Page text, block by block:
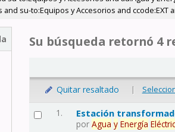
su-to:Equipos y Accesorios and
Su búsqueda retornó 4
Quitar resaltado |
1. Estación
porAgua y Energía